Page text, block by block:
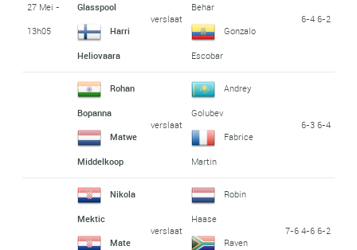
27 Mei -
13h05
Glasspool
Harri
Heliovaara
verslaat
Behar
Gonzalo
Escobar
6-4 6-2
Rohan
Bopanna
Matwe
Middelkoop
verslaat
Andrey
Golubev
Fabrice
Martin
6-3 6-4
Nikola
Mektic
Mate
verslaat
Robin
Haase
Raven
7-6 4-6 6-2